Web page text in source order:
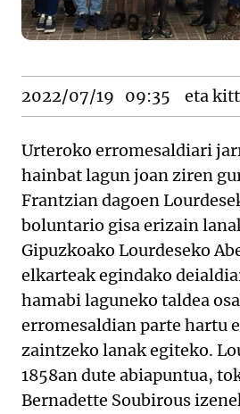
2022/07/19 09:35 eta
Urteroko erromesaldiari
hainbat lagun joan ziren
Frantzian dagoen
boluntario gisa erizain
Gipuzkoako Lourdeseko
elkarteak egindako
hamabi laguneko taldea
erromesaldian parte hartu
zaintzeko lanak egiteko.
1858an dute abiapuntua,
Bernadette Soubirous